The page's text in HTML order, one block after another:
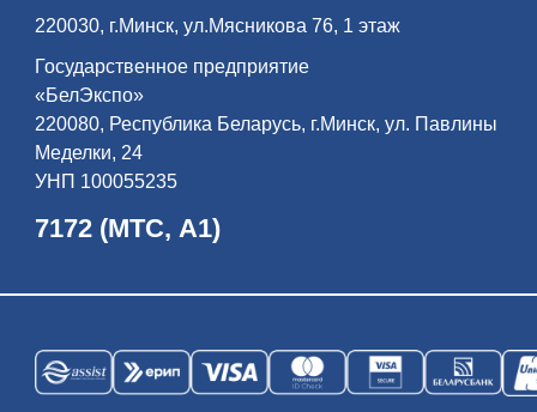
220030, г.Минск, ул.Мясникова 76, 1 этаж
Государственное предприятие
«БелЭкспо»
220080, Республика Беларусь, г.Минск, ул. Павлины
Меделки, 24
УНП 100055235
7172 (МТС, А1)